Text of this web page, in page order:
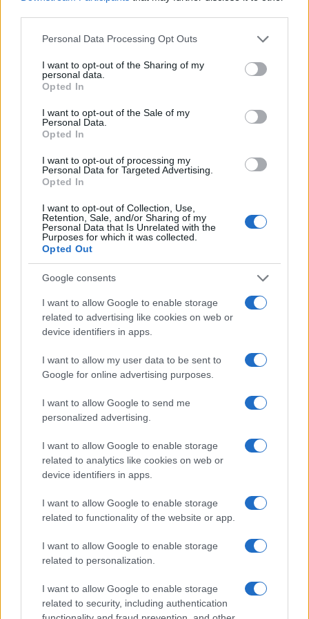
Please note that this website/app uses one or more Google
not limited to your visit or usage behaviour. You may click to
grant or deny consent to Google and its third-party tags to
use your data for below specified purposes in below Google
consent section.
Personal Data Processing Opt Outs
I want to opt-out of the Sharing of my
personal data.
Opted In
I want to opt-out of the Sale of my
Personal Data.
Opted In
I want to opt-out of processing my
Personal Data for Targeted Advertising.
Opted In
I want to opt-out of Collection, Use,
Retention, Sale, and/or Sharing of my
Personal Data that Is Unrelated with the
Purposes for which it was collected.
Opted Out
Google consents
I want to allow Google to enable storage
related to advertising like cookies on web or
device identifiers in apps.
I want to allow my user data to be sent to
Google for online advertising purposes.
I want to allow Google to send me
personalized advertising.
I want to allow Google to enable storage
related to analytics like cookies on web or
device identifiers in apps.
I want to allow Google to enable storage
related to functionality of the website or app.
I want to allow Google to enable storage
related to personalization.
I want to allow Google to enable storage
related to security, including authentication
Continua a leggere
INVESTIMENTI
Investimenti immobiliari in crescita sul lago d’Iseo: Sarnico è la
meta preferita
Francesca Spadaro · 7 Ago 2026
INVESTIMENTI